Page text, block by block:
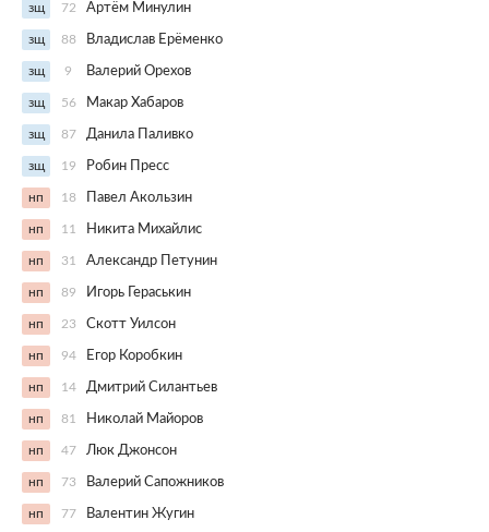
зщ 72 Артём Минулин
зщ 88 Владислав Ерёменко
зщ 9 Валерий Орехов
зщ 56 Макар Хабаров
зщ 87 Данила Паливко
зщ 19 Робин Пресс
нп 18 Павел Акользин
нп 11 Никита Михайлис
нп 31 Александр Петунин
нп 89 Игорь Гераськин
нп 23 Скотт Уилсон
нп 94 Егор Коробкин
нп 14 Дмитрий Силантьев
нп 81 Николай Майоров
нп 47 Люк Джонсон
нп 73 Валерий Сапожников
нп 77 Валентин Жугин